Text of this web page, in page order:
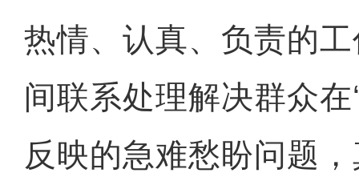
热情、认真、负责的
间联系处理解决群众在
反映的急难愁盼问题